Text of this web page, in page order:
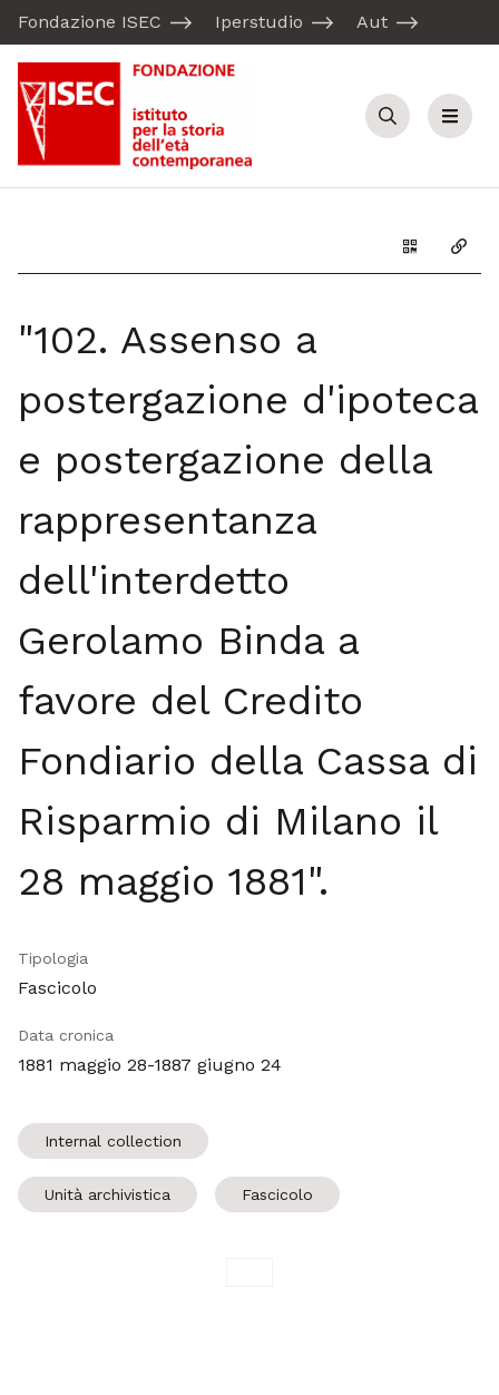
Fondazione ISEC Iperstudio Aut
Cerca Menu
Genera il
"102. Assenso a
postergazione d'ipoteca
e postergazione della
rappresentanza
dell'interdetto
Gerolamo Binda a
favore del Credito
Fondiario della Cassa di
Risparmio di Milano il
28 maggio 1881".
Tipologia
Fascicolo
Data cronica
1881 maggio 28-1887 giugno 24
Internal collection
Unità archivistica Fascicolo